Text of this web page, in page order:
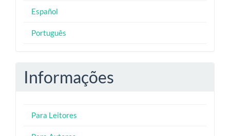
Español
Português
Informações
Para Leitores